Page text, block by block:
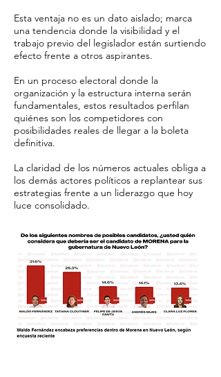
Esta ventaja no es un dato aislado; marca
una tendencia donde la visibilidad y el
trabajo previo del legislador están surtiendo
efecto frente a otros aspirantes.
En un proceso electoral donde la
organización y la estructura interna serán
fundamentales, estos resultados perfilan
quiénes son los competidores con
posibilidades reales de llegar a la boleta
definitiva.
La claridad de los números actuales obliga a
los demás actores políticos a replantear sus
estrategias frente a un liderazgo que hoy
luce consolidado.